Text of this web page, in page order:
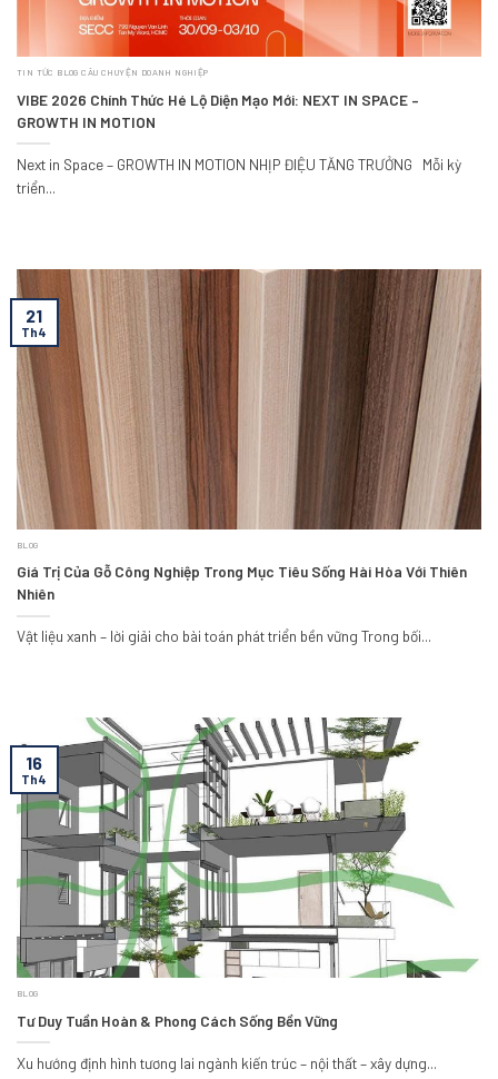
TIN TỨC BLOG CÂU CHUYỆN DOANH NGHIỆP
VIBE 2026 Chính Thức Hé Lộ Diện Mạo Mới: NEXT IN SPACE –
GROWTH IN MOTION
Next in Space – GROWTH IN MOTION NHỊP ĐIỆU TĂNG TRƯỞNG Mỗi kỳ
triển...
BLOG
Giá Trị Của Gỗ Công Nghiệp Trong Mục Tiêu Sống Hài Hòa Với Thiên
Nhiên
Vật liệu xanh – lời giải cho bài toán phát triển bền vững Trong bối...
21
Th4
BLOG
Tư Duy Tuần Hoàn & Phong Cách Sống Bền Vững
Xu hướng định hình tương lai ngành kiến trúc – nội thất – xây dựng...
16
Th4